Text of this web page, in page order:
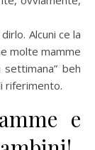
Alcuni ce la
molte mamme
beh
riferimento.
e